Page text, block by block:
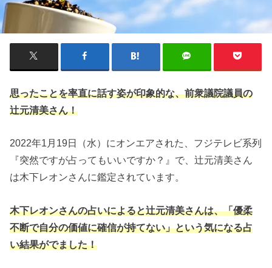
思ったことを率直に話す姿が印象的な、前衆議院議員の
辻元清美さん！
2022年1月19日（水）にオンエアされた、フジテレビ系列
『突然ですが占ってもいいですか？』で、辻元清美さん
は木下レオンさんに鑑定されています。
木下レオンさんの占いによると辻元清美さんは、「優柔
不断で自分の価値に確信が持てない」という気になる占
い結果がでました！